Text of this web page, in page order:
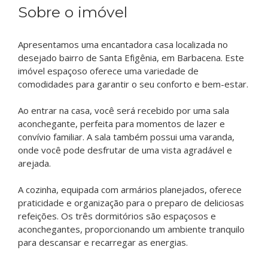
Sobre o imóvel
Apresentamos uma encantadora casa localizada no
desejado bairro de Santa Efigênia, em Barbacena. Este
imóvel espaçoso oferece uma variedade de
comodidades para garantir o seu conforto e bem-estar.
Ao entrar na casa, você será recebido por uma sala
aconchegante, perfeita para momentos de lazer e
convívio familiar. A sala também possui uma varanda,
onde você pode desfrutar de uma vista agradável e
arejada.
A cozinha, equipada com armários planejados, oferece
praticidade e organização para o preparo de deliciosas
refeições. Os três dormitórios são espaçosos e
aconchegantes, proporcionando um ambiente tranquilo
para descansar e recarregar as energias.